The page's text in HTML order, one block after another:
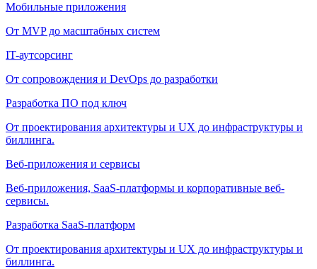
Мобильные приложения
От MVP до масштабных систем
IT-аутсорсинг
От сопровождения и DevOps до разработки
Разработка ПО под ключ
От проектирования архитектуры и UX до инфраструктуры и
биллинга.
Веб-приложения и сервисы
Веб-приложения, SaaS-платформы и корпоративные веб-
сервисы.
Разработка SaaS-платформ
От проектирования архитектуры и UX до инфраструктуры и
биллинга.